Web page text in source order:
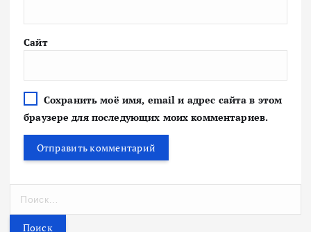
Сайт
Сохранить моё имя, email и адрес сайта в этом
браузере для последующих моих комментариев.